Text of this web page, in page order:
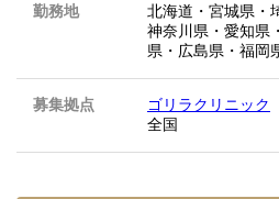
勤務地 北海道 ・ 宮城県 ・
神奈川県 ・ 愛知県 ・
県 ・ 広島県 ・ 福岡
募集拠点
ゴリラクリニック
全国